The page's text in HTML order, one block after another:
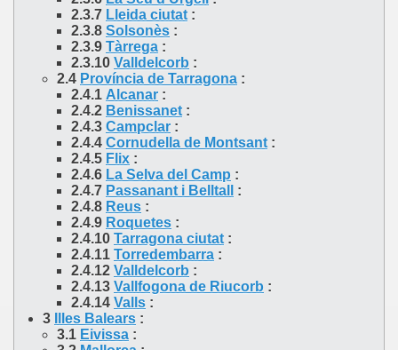
2.3.7 Lleida ciutat :
2.3.8 Solsonès :
2.3.9 Tàrrega :
2.3.10 Valldelcorb :
2.4 Província de Tarragona :
2.4.1 Alcanar :
2.4.2 Benissanet :
2.4.3 Campclar :
2.4.4 Cornudella de Montsant :
2.4.5 Flix :
2.4.6 La Selva del Camp :
2.4.7 Passanant i Belltall
:
2.4.8 Reus :
2.4.9 Roquetes :
2.4.10 Tarragona ciutat :
2.4.11 Torredembarra :
2.4.12 Valldelcorb :
2.4.13 Vallfogona de Riucorb :
2.4.14 Valls :
3
Illes Balears :
3.1 Eivissa :